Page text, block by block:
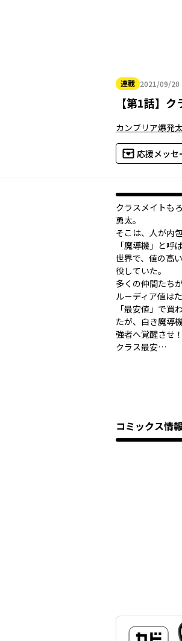
連載 2021/09/20
2021年09月20日
【第1話】 ク
カンブリア爆発
応援メッセ
クラスメイトも
勇太。
そこは、人が内
「魔導機」と呼
世界で、値の高
役していた。
多くの仲間たち
ル－ディア値は
「最安値」で買
たが、白き魔導
強者へ覚醒させ――
クラス最安…
コミックス情